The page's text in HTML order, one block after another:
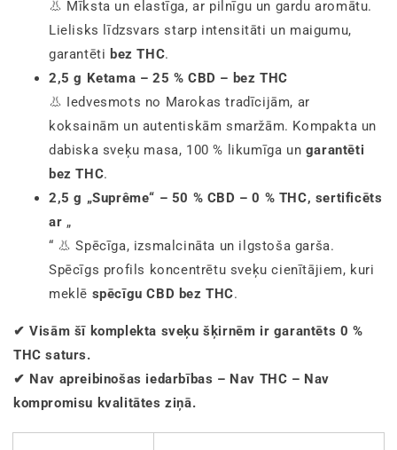
👃 Mīksta un elastīga, ar pilnīgu un gardu aromātu.
Lielisks līdzsvars starp intensitāti un maigumu,
garantēti bez THC.
2,5 g Ketama – 25 % CBD – bez THC
👃 Iedvesmots no Marokas tradīcijām, ar
koksainām un autentiskām smaržām. Kompakta un
dabiska sveķu masa, 100 % likumīga un garantēti
bez THC.
2,5 g „Suprême“ – 50 % CBD – 0 % THC, sertificēts
ar „
“ 👃 Spēcīga, izsmalcināta un ilgstoša garša.
Spēcīgs profils koncentrētu sveķu cienītājiem, kuri
meklē spēcīgu CBD bez THC.
✔ Visām šī komplekta sveķu šķirnēm ir garantēts 0 %
THC saturs.
✔ Nav apreibinošas iedarbības – Nav THC – Nav
kompromisu kvalitātes ziņā.